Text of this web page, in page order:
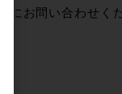
にお問い合わせく